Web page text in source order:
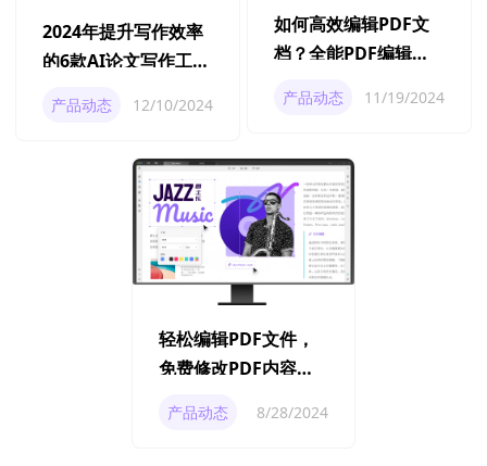
2024年提升写作效率
的6款AI论文写作工具
产品动态 12/10/2024
如何高效编辑PDF文
档？全能PDF编辑工
产品动态 11/19/2024
轻松编辑PDF文件，
免费修改PDF内容的
产品动态 8/28/2024